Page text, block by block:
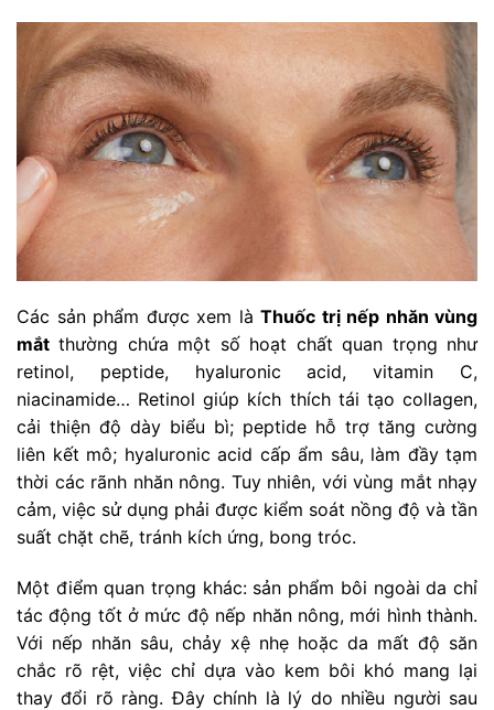
Các sản phẩm được xem là Thuốc trị nếp nhăn vùng
mắt thường chứa một số hoạt chất quan trọng như
retinol, peptide, hyaluronic acid, vitamin C,
niacinamide… Retinol giúp kích thích tái tạo collagen,
cải thiện độ dày biểu bì; peptide hỗ trợ tăng cường
liên kết mô; hyaluronic acid cấp ẩm sâu, làm đầy tạm
thời các rãnh nhăn nông. Tuy nhiên, với vùng mắt nhạy
cảm, việc sử dụng phải được kiểm soát nồng độ và tần
suất chặt chẽ, tránh kích ứng, bong tróc.
Một điểm quan trọng khác: sản phẩm bôi ngoài da chỉ
tác động tốt ở mức độ nếp nhăn nông, mới hình thành.
Với nếp nhăn sâu, chảy xệ nhẹ hoặc da mất độ săn
chắc rõ rệt, việc chỉ dựa vào kem bôi khó mang lại
thay đổi rõ ràng. Đây chính là lý do nhiều người sau